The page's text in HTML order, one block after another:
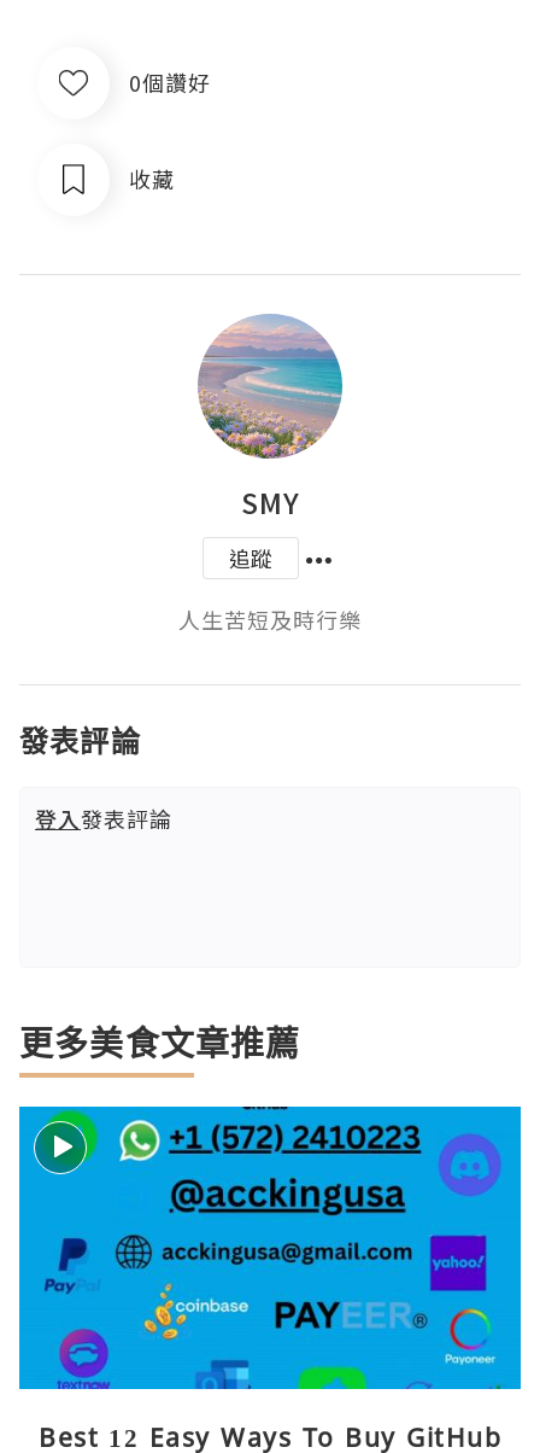
0個讚好
收藏
SMY
追蹤
人生苦短及時行樂
發表評論
登入發表評論
更多美食文章推薦
Best 12 Easy Ways To Buy GitHub